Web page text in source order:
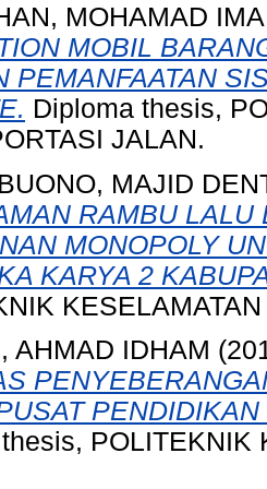
MOHAMAD
MOBIL
PEMANFAATAN
Diploma thesis,
JALAN.
MAJID
RAMBU LALU
MONOPOLY
KARYA 2
AHMAD IDHAM
POLITEKNIK